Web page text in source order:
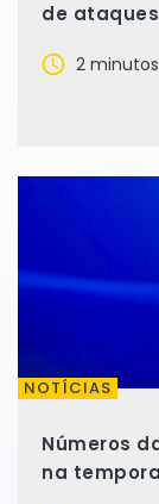
de
2 minutos
NOTÍCIAS
Números
na